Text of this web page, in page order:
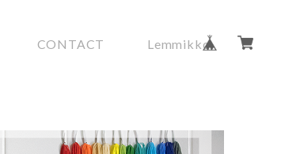
CONTACT Lemmikko